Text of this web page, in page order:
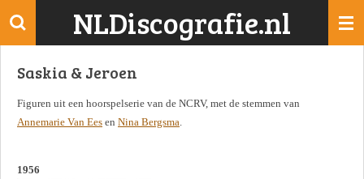
Ga
de
NLDiscografie.nl
Saskia & Jeroen
Figuren uit een hoorspelserie van de NCRV, met de stemmen van
Annemarie Van Ees en Nina Bergsma.
1956